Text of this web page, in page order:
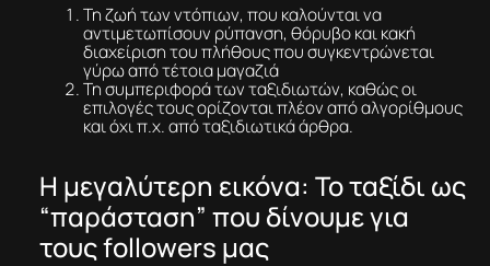
Τη ζωή των ντόπιων, που καλούνται να
αντιμετωπίσουν ρύπανση, θόρυβο και κακή
διαχείριση του πλήθους που συγκεντρώνεται
γύρω από τέτοια μαγαζιά
Τη συμπεριφορά των ταξιδιωτών, καθώς οι
επιλογές τους ορίζονται πλέον από αλγορίθμους
και όχι π.χ. από ταξιδιωτικά άρθρα.
Η μεγαλύτερη εικόνα: Το ταξίδι ως
“παράσταση” που δίνουμε για
τους followers μας